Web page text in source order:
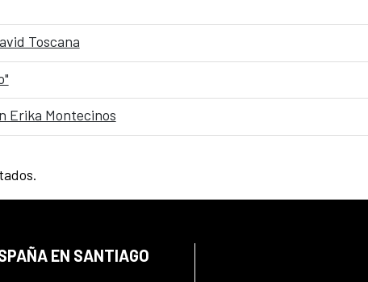
Toscana
Erika Montecinos
EN SANTIAGO